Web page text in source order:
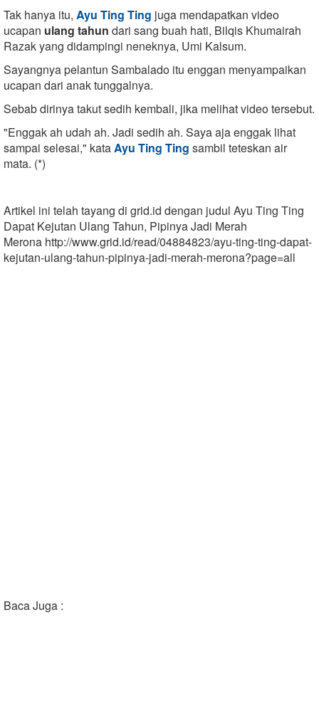
Tak hanya itu, Ayu Ting Ting juga mendapatkan video
ucapan ulang tahun dari sang buah hati, Bilqis Khumairah
Razak yang didampingi neneknya, Umi Kalsum.
Sayangnya pelantun Sambalado itu enggan menyampaikan
ucapan dari anak tunggalnya.
Sebab dirinya takut sedih kembali, jika melihat video tersebut.
"Enggak ah udah ah. Jadi sedih ah. Saya aja enggak lihat
sampai selesai," kataAyu Ting Ting sambil teteskan air
mata. (*)
Artikel ini telah tayang di grid.id dengan judul Ayu Ting Ting
Dapat Kejutan Ulang Tahun, Pipinya Jadi Merah
Merona http://www.grid.id/read/04884823/ayu-ting-ting-dapat-
kejutan-ulang-tahun-pipinya-jadi-merah-merona?page=all
Baca Juga :